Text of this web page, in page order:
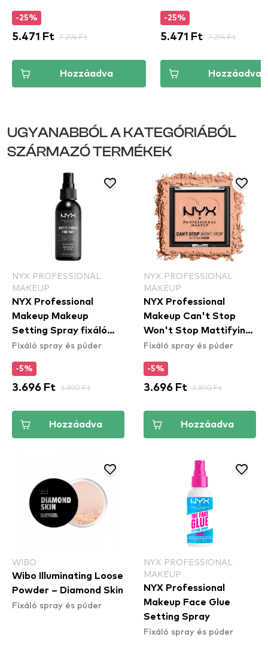
-25%
5.471 Ft 7.294 Ft
Hozzáadva
-25%
5.471 Ft 7.294 Ft
Hozzáadva
UGYANABBÓL A KATEGÓRIÁBÓL
SZÁRMAZÓ TERMÉKEK
NYX PROFESSIONAL
MAKEUP
NYX Professional
Makeup Makeup
Setting Spray fixáló
spray – Matte Finish
Fixáló spray és púder
-5%
3.696 Ft 3.890 Ft
Hozzáadva
NYX PROFESSIONAL
MAKEUP
NYX Professional
Makeup Can't Stop
Won't Stop Mattifying
Powder - Bright Peach
Fixáló spray és púder
-5%
3.696 Ft 3.890 Ft
Hozzáadva
WIBO
Wibo Illuminating Loose
Powder – Diamond Skin
Fixáló spray és púder
NYX PROFESSIONAL
MAKEUP
NYX Professional
Makeup Face Glue
Setting Spray
Fixáló spray és púder